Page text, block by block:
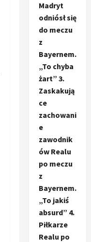
Madryt
odniósł się
do meczu
z
Bayernem.
„To chyba
żart” 3.
Zaskakują
ce
zachowani
e
zawodnik
ów Realu
po meczu
z
Bayernem.
„To jakiś
absurd” 4.
Piłkarze
Realu po